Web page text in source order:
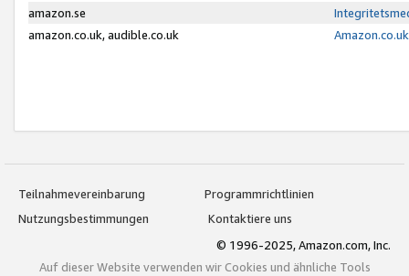
amazon.se
amazon.co.uk, audible.co.uk
Teilnahmevereinbarung
Programmrichtlinien
Nutzungsbestimmungen
Kontaktiere uns
© 1996-2025, Amazon.com, Inc.
Auf dieser Website verwenden wir Cookies und ähnliche Tools